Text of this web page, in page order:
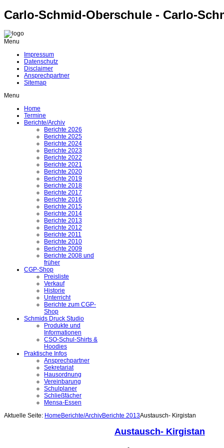
Carlo-Schmid-Oberschule - Carlo-
Menu
Impressum
Datenschutz
Disclaimer
Ansprechpartner
Sitemap
Menu
Home
Termine
Berichte/Archiv
Berichte 2026
Berichte 2025
Berichte 2024
Berichte 2023
Berichte 2022
Berichte 2021
Berichte 2020
Berichte 2019
Berichte 2018
Berichte 2017
Berichte 2016
Berichte 2015
Berichte 2014
Berichte 2013
Berichte 2012
Berichte 2011
Berichte 2010
Berichte 2009
Berichte 2008 und
früher
CGP-Shop
Preisliste
Verkauf
Historie
Unterricht
Berichte zum CGP-
Shop
Schmids Druck Studio
Produkte und
Informationen
CSO-Schul-Shirts &
Hoodies
Praktische Infos
Ansprechpartner
Sekretariat
Hausordnung
Vereinbarung
Schulplaner
Schließfächer
Mensa-Essen
Aktuelle Seite: Home Berichte/ArchivBerichte 2013Austausch- Kirgistan
Austausch- Kirgistan